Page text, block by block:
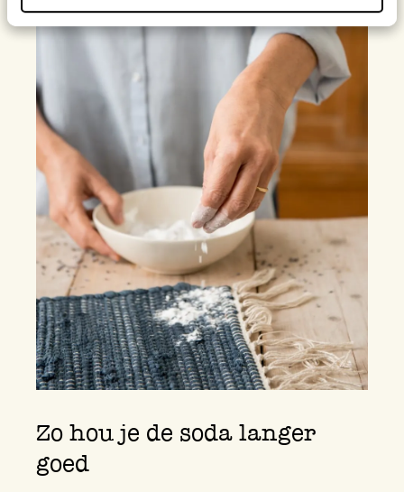
Zo hou je de soda langer
goed